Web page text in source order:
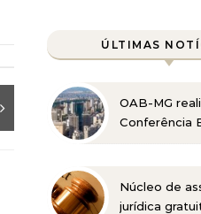
ÚLTIMAS
OAB-MG
Conferência
referência
Núcleo de
jurídica